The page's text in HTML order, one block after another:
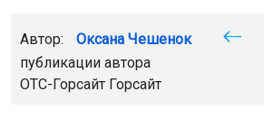
Автор: Оксана Чешенок
публикации автора
ОТС-Горсайт Горсайт